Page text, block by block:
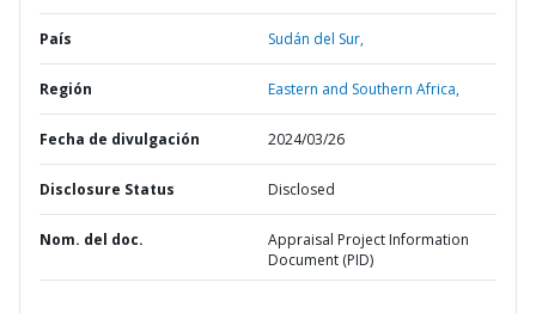
País Sudán del Sur,
Región Eastern and Southern Africa,
Fecha de divulgación 2024/03/26
Disclosure Status Disclosed
Nom. del doc.
Appraisal Project Information
Document (PID)